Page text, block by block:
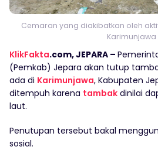
Cemaran yang diakibatkan oleh
Karimunjawa
KlikFakta.com, JEPARA –
(Pemkab) Jepara akan tutup
ada di Karimunjawa, Kabupaten
ditempuh karena tambak dinilai
laut.
Penutupan tersebut bakal
sosial.